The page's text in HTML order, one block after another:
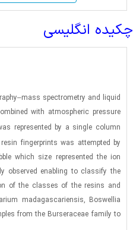
چکیده انگلیسی
spectrometry and liquid
with atmospheric pressure
represented by a single column
fingerprints was attempted by
which size represented the ion
observed enabling to classify the
of the classes of the resins and
madagascariensis, Boswellia
from the Burseraceae family to